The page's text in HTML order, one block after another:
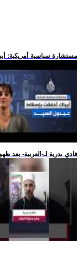
.. مستشارة سياسية أمريكية:
.. فادي بدرية لـ-العربية-